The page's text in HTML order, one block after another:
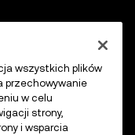
wszystkich plików
przechowywanie
w celu
strony,
i wsparcia